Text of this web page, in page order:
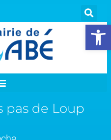
Ouvrir
pas de Loup